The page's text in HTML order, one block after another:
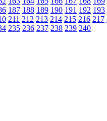
187 188 189 190 191 192 193
211 212 213 214 215 216 217
235 236 237 238 239 240